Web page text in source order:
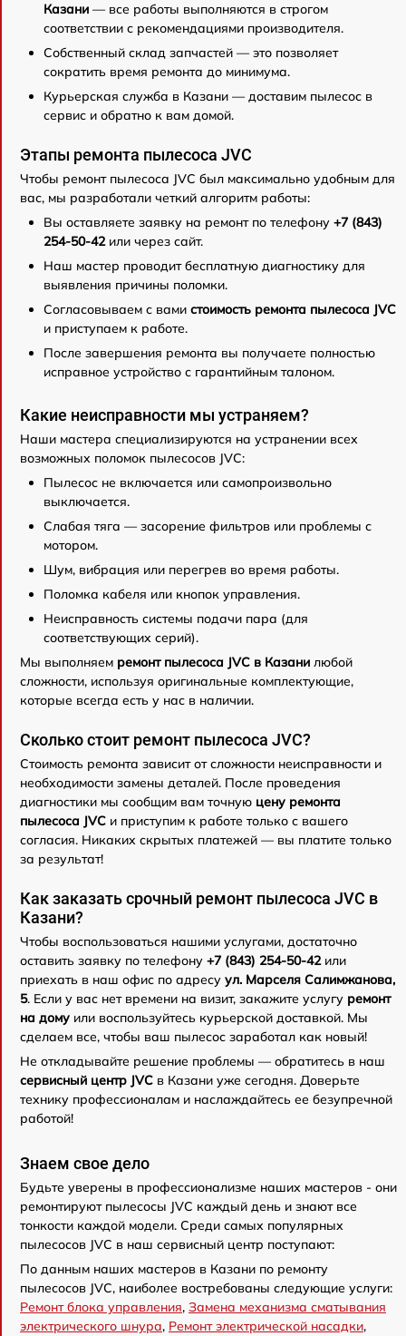
Казани — все работы выполняются в строгом
соответствии с рекомендациями производителя.
Собственный склад запчастей — это позволяет
сократить время ремонта до минимума.
Курьерская служба в Казани — доставим пылесос в
сервис и обратно к вам домой.
Этапы ремонта пылесоса JVC
Чтобы ремонт пылесоса JVC был максимально удобным для
вас, мы разработали четкий алгоритм работы:
Вы оставляете заявку на ремонт по телефону +7 (843)
254-50-42или через сайт.
Наш мастер проводит бесплатную диагностику для
выявления причины поломки.
Согласовываем с вами стоимость ремонта пылесоса JVC
и приступаем к работе.
После завершения ремонта вы получаете полностью
исправное устройство с гарантийным талоном.
Какие неисправности мы устраняем?
Наши мастера специализируются на устранении всех
возможных поломок пылесосов JVC:
Пылесос не включается или самопроизвольно
выключается.
Слабая тяга — засорение фильтров или проблемы с
мотором.
Шум, вибрация или перегрев во время работы.
Поломка кабеля или кнопок управления.
Неисправность системы подачи пара (для
соответствующих серий).
Мы выполняем ремонт пылесоса JVC в Казани любой
сложности, используя оригинальные комплектующие,
которые всегда есть у нас в наличии.
Сколько стоит ремонт пылесоса JVC?
Стоимость ремонта зависит от сложности неисправности и
необходимости замены деталей. После проведения
диагностики мы сообщим вам точную цену ремонта
пылесоса JVC и приступим к работе только с вашего
согласия. Никаких скрытых платежей — вы платите только
за результат!
Как заказать срочный ремонт пылесоса JVC в
Казани?
Чтобы воспользоваться нашими услугами, достаточно
оставить заявку по телефону +7 (843) 254-50-42или
приехать в наш офис по адресу ул. Марселя Салимжанова,
5. Если у вас нет времени на визит, закажите услугу ремонт
на дому или воспользуйтесь курьерской доставкой. Мы
сделаем все, чтобы ваш пылесос заработал как новый!
Не откладывайте решение проблемы — обратитесь в наш
сервисный центр JVC в Казани уже сегодня. Доверьте
технику профессионалам и наслаждайтесь ее безупречной
работой!
Знаем свое дело
Будьте уверены в профессионализме наших мастеров - они
ремонтируют пылесосы JVC каждый день и знают все
тонкости каждой модели. Среди самых популярных
пылесосов JVC в наш сервисный центр поступают:
По данным наших мастеров в Казани по ремонту
пылесосов JVC, наиболее востребованы следующие услуги:
Ремонт блока управления, Замена механизма сматывания
электрического шнура, Ремонт электрической насадки,